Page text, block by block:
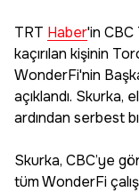
TRT Haber'in
kaçırılan kişinin
WonderFi'nin
açıklandı.
ardından serbest
Skurka, CBC’ye
tüm WonderFi